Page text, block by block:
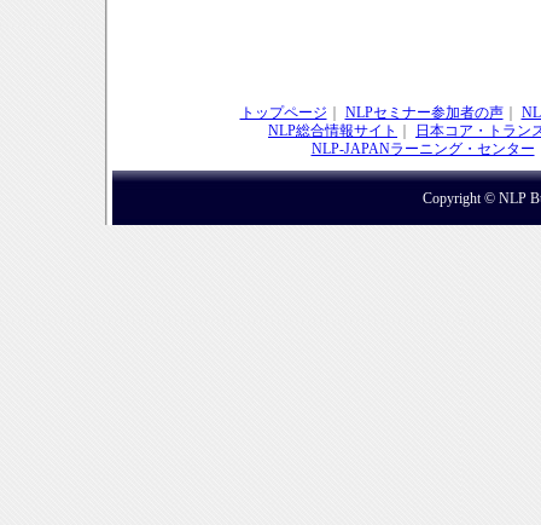
トップページ NLPセミナー参加者の声｜
NLP総合情報サイト
日本コア・トラン
NLP-JAPANラーニング・センター
Copyright © NLP